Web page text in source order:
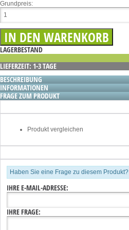
Grundpreis:
LAGERBESTAND
LIEFERZEIT: 1-3 TAGE
BESCHREIBUNG
INFORMATIONEN
FRAGE ZUM PRODUKT
Produkt vergleichen
Haben Sie eine Frage zu diesem Produkt?
IHRE E-MAIL-ADRESSE:
IHRE FRAGE: